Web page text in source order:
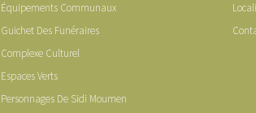
Équipements Communaux
Guichet Des Funéraires
Complexe Culturel
Espaces Verts
Personnages De Sidi Moumen